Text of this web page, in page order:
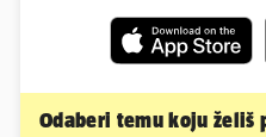
Odaberi temu koju želiš